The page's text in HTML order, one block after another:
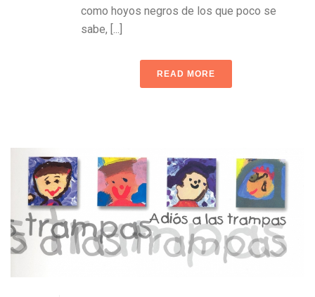
como hoyos negros de los que poco se
sabe, [...]
READ MORE